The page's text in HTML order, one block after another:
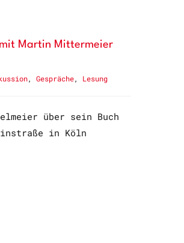
Martin Mittermeier
, Gespräche, Lesung
über sein Buch
in Köln